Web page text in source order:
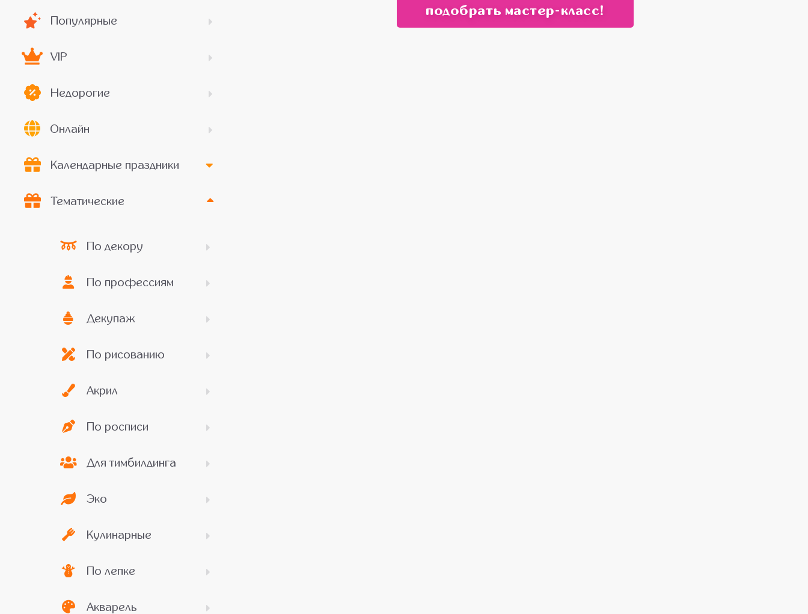
Популярные
VIP
Недорогие
Онлайн
Календарные праздники
Тематические
По декору
По профессиям
Декупаж
По рисованию
Акрил
По росписи
Для тимбилдинга
Эко
Кулинарные
По лепке
Акварель
подобрать мастер-класс!